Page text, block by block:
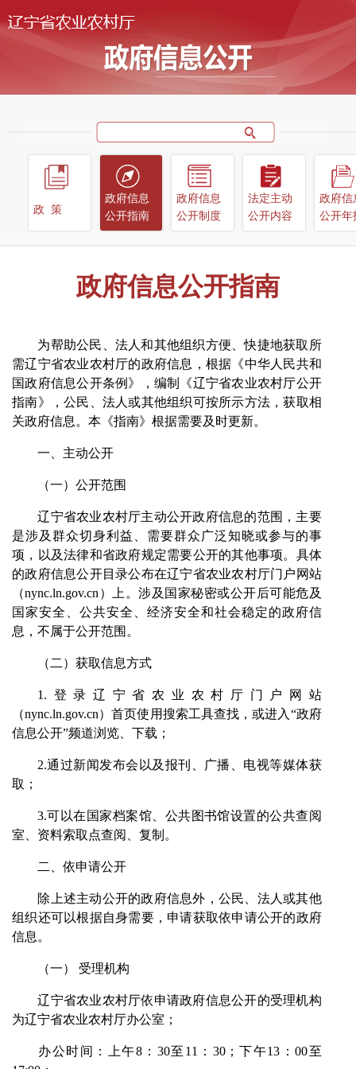
政策
政府信息
公开指南
政府信息
公开制度
法定主动
公开内容
政府信
公开年
政府信息公开指南
为帮助公民、法人和其他组织方便、快捷地获取所
需辽宁省农业农村厅的政府信息，根据《中华人民共和
国政府信息公开条例》，编制《辽宁省农业农村厅公开
指南》，公民、法人或其他组织可按所示方法，获取相
关政府信息。本《指南》根据需要及时更新。
一、主动公开
（一）公开范围
辽宁省农业农村厅主动公开政府信息的范围，主要
是涉及群众切身利益、需要群众广泛知晓或参与的事
项，以及法律和省政府规定需要公开的其他事项。具体
的政府信息公开目录公布在辽宁省农业农村厅门户网站
（nync.ln.gov.cn）上。涉及国家秘密或公开后可能危及
国家安全、公共安全、经济安全和社会稳定的政府信
息，不属于公开范围。
（二）获取信息方式
1.登录辽宁省农业农村厅门户网站
（nync.ln.gov.cn）首页使用搜索工具查找，或进入“政府
信息公开”频道浏览、下载；
2.通过新闻发布会以及报刊、广播、电视等媒体获
取；
3.可以在国家档案馆、公共图书馆设置的公共查阅
室、资料索取点查阅、复制。
二、依申请公开
除上述主动公开的政府信息外，公民、法人或其他
组织还可以根据自身需要，申请获取依申请公开的政府
信息。
（一） 受理机构
辽宁省农业农村厅依申请政府信息公开的受理机构
为辽宁省农业农村厅办公室；
办公时间：上午8：30至11：30；下午13：00至